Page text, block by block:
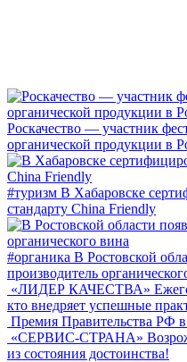
Роскачество — участник
органической продукции в
#туризм В Хабаровске
стандарту China Friendly
#органика В Ростовской
производитель
«ЛИДЕР КАЧЕСТВА»
кто внедряет успешные
Премия Правительства РФ в
«СЕРВИС-СТРАНА»
из состояния достоинства!